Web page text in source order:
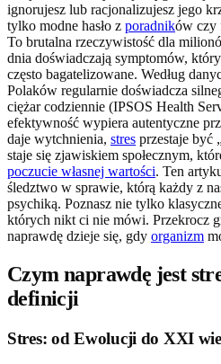
ignorujesz lub racjonalizujesz jego
tylko modne hasło z poradników czy
To brutalna rzeczywistość dla
dnia doświadczają symptomów,
często bagatelizowane. Według
Polaków regularnie doświadcza
ciężar codziennie (IPSOS Health
efektywność wypiera autentyczne
daje wytchnienia, stres przestaje być
staje się zjawiskiem społecznym,
poczucie własnej wartości. Ten
śledztwo w sprawie, którą każdy z
psychiką. Poznasz nie tylko
których nikt ci nie mówi. Przekrocz
naprawdę dzieje się, gdy organizm
Czym naprawdę jest
definicji
Stres: od Ewolucji do XXI